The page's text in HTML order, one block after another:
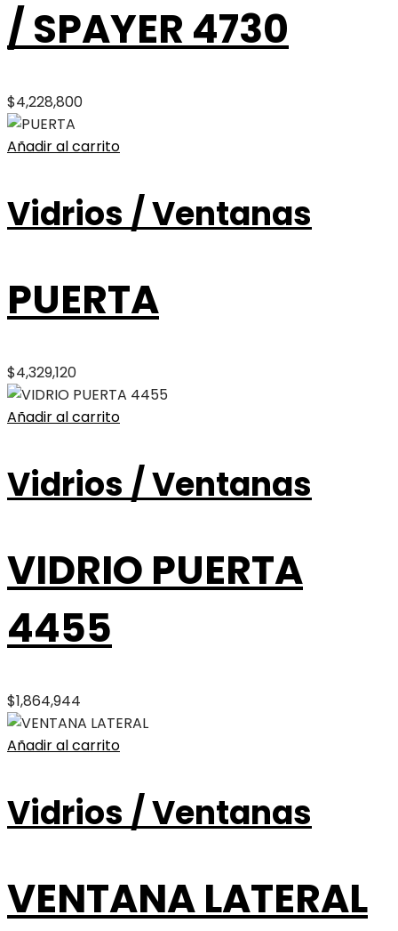
/ SPAYER 4730
$4,228,800
Añadir al carrito
Vidrios / Ventanas
PUERTA
$4,329,120
Añadir al carrito
Vidrios / Ventanas
VIDRIO PUERTA
4455
$1,864,944
Añadir al carrito
Vidrios / Ventanas
VENTANA LATERAL